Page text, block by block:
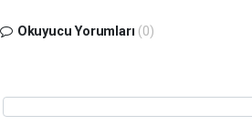
Okuyucu Yorumları (0)